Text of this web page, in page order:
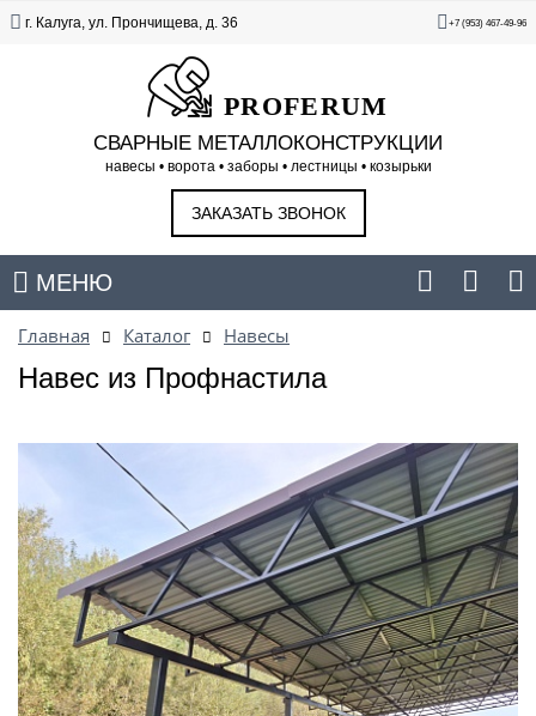
г. Калуга, ул. Прончищева, д. 36 +7 (953) 467-49-96
PROFERUM
СВАРНЫЕ МЕТАЛЛОКОНСТРУКЦИИ
навесы • ворота • заборы • лестницы • козырьки
ЗАКАЗАТЬ ЗВОНОК
МЕНЮ
Главная Каталог Навесы
Навес из Профнастила